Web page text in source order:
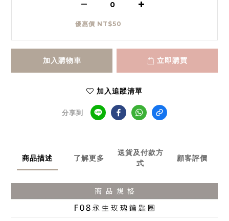
優惠價 NT$50
加入購物車 立即購買
加入追蹤清單
分享到
商品描述 了解更多
送貨及付款方
式
顧客評價